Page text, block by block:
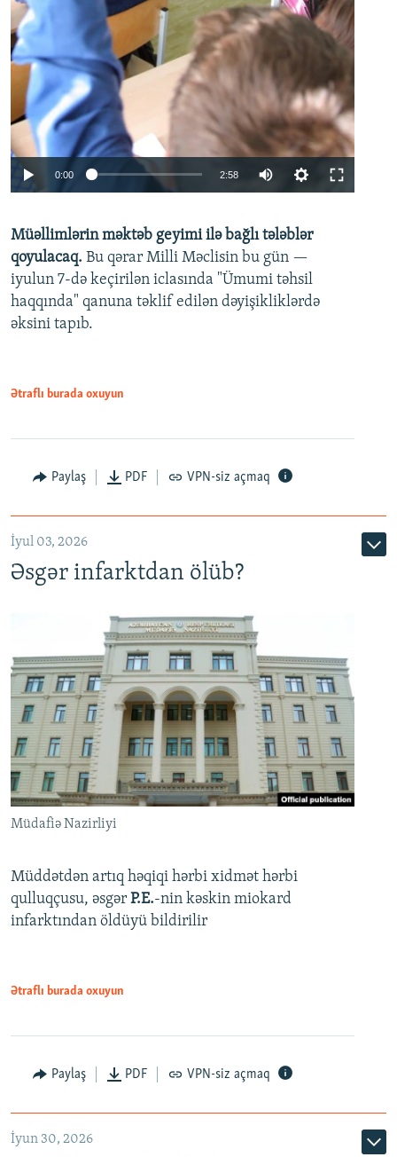
Auto 240p 360p 480p
720p 1080p
0:00 2:58
360p
480p
720p
Müəllimlərin məktəb geyimi ilə bağlı tələblər
qoyulacaq. Bu qərar Milli Məclisin bu gün —
iyulun 7-də keçirilən iclasında "Ümumi təhsil
haqqında" qanuna təklif edilən dəyişikliklərdə
əksini tapıb.
Ətraflı burada oxuyun
Paylaş PDF VPN-siz açmaq
İyul 03, 2026
Əsgər infarktdan ölüb?
Müdafiə Nazirliyi
Müddətdən artıq həqiqi hərbi xidmət hərbi
qulluqçusu, əsgər P.E.-nin kəskin miokard
infarktından öldüyü bildirilir
Ətraflı burada oxuyun
Paylaş PDF VPN-siz açmaq
İyun 30, 2026